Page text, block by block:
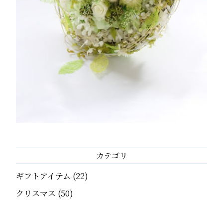
カテゴリ
ギフトアイテム (22)
クリスマス (50)